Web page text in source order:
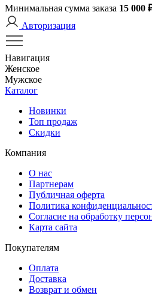
Минимальная сумма заказа 15 000
Авторизация
Навигация
Женское
Мужское
Каталог
Новинки
Топ продаж
Скидки
Компания
О нас
Партнерам
Публичная оферта
Политика
Согласие на обработку
Карта сайта
Покупателям
Оплата
Доставка
Возврат и обмен